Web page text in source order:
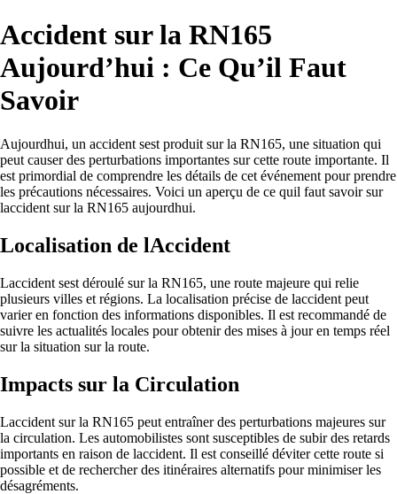
Accident sur la RN165
Aujourd’hui : Ce Qu’il Faut
Savoir
Aujourdhui, un accident sest produit sur la RN165, une situation qui
peut causer des perturbations importantes sur cette route importante. Il
est primordial de comprendre les détails de cet événement pour prendre
les précautions nécessaires. Voici un aperçu de ce quil faut savoir sur
laccident sur la RN165 aujourdhui.
Localisation de lAccident
Laccident sest déroulé sur la RN165, une route majeure qui relie
plusieurs villes et régions. La localisation précise de laccident peut
varier en fonction des informations disponibles. Il est recommandé de
suivre les actualités locales pour obtenir des mises à jour en temps réel
sur la situation sur la route.
Impacts sur la Circulation
Laccident sur la RN165 peut entraîner des perturbations majeures sur
la circulation. Les automobilistes sont susceptibles de subir des retards
importants en raison de laccident. Il est conseillé déviter cette route si
possible et de rechercher des itinéraires alternatifs pour minimiser les
désagréments.